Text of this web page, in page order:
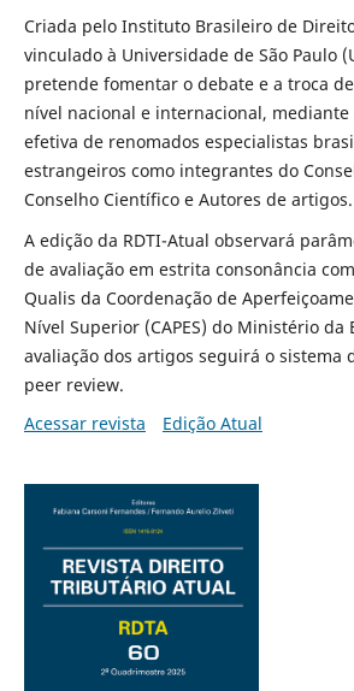
Criada pelo Instituto Brasileiro de
vinculado à Universidade de São Paulo
pretende fomentar o debate e a troca
nível nacional e internacional, mediante
efetiva de renomados especialistas
estrangeiros como integrantes do
Conselho Científico e Autores de artigos.
A edição da RDTI-Atual observará
de avaliação em estrita consonância
Qualis da Coordenação de
Nível Superior (CAPES) do Ministério da
avaliação dos artigos seguirá o sistema
peer review.
Acessar revista
Edição Atual